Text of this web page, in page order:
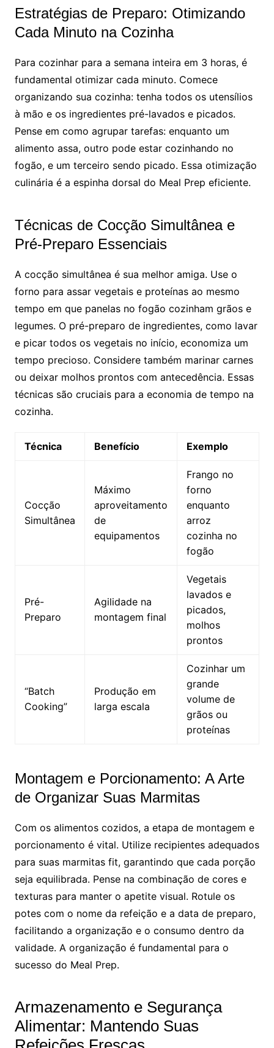
Estratégias de Preparo: Otimizando
Cada Minuto na Cozinha
Para cozinhar para a semana inteira em 3 horas, é
fundamental otimizar cada minuto. Comece
organizando sua cozinha: tenha todos os utensílios
à mão e os ingredientes pré-lavados e picados.
Pense em como agrupar tarefas: enquanto um
alimento assa, outro pode estar cozinhando no
fogão, e um terceiro sendo picado. Essa otimização
culinária é a espinha dorsal do Meal Prep eficiente.
Técnicas de Cocção Simultânea e
Pré-Preparo Essenciais
A cocção simultânea é sua melhor amiga. Use o
forno para assar vegetais e proteínas ao mesmo
tempo em que panelas no fogão cozinham grãos e
legumes. O pré-preparo de ingredientes, como lavar
e picar todos os vegetais no início, economiza um
tempo precioso. Considere também marinar carnes
ou deixar molhos prontos com antecedência. Essas
técnicas são cruciais para a economia de tempo na
cozinha.
Técnica Benefício Exemplo
Cocção
Simultânea
Máximo
aproveitamento
de
equipamentos
Frango no
forno
enquanto
arroz
cozinha no
fogão
Pré-
Preparo
Agilidade na
montagem final
Vegetais
lavados e
picados,
molhos
prontos
“Batch
Cooking”
Produção em
larga escala
Cozinhar um
grande
volume de
grãos ou
proteínas
Montagem e Porcionamento: A Arte
de Organizar Suas Marmitas
Com os alimentos cozidos, a etapa de montagem e
porcionamento é vital. Utilize recipientes adequados
para suas marmitas fit, garantindo que cada porção
seja equilibrada. Pense na combinação de cores e
texturas para manter o apetite visual. Rotule os
potes com o nome da refeição e a data de preparo,
facilitando a organização e o consumo dentro da
validade. A organização é fundamental para o
sucesso do Meal Prep.
Armazenamento e Segurança
Alimentar: Mantendo Suas